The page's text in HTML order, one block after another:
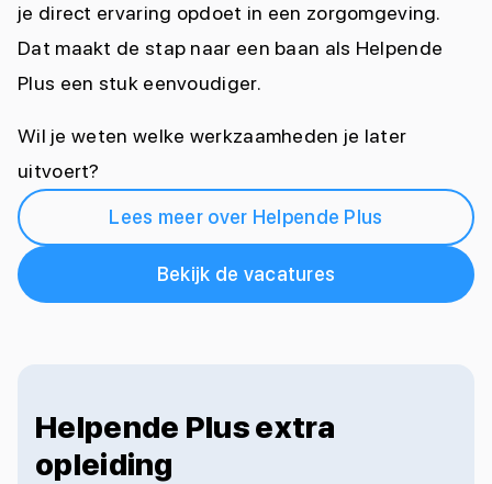
je direct ervaring opdoet in een zorgomgeving.
Dat maakt de stap naar een baan als Helpende
Plus een stuk eenvoudiger.
Wil je weten welke werkzaamheden je later
uitvoert?
Lees meer over Helpende Plus
Bekijk de vacatures
Helpende Plus extra
opleiding